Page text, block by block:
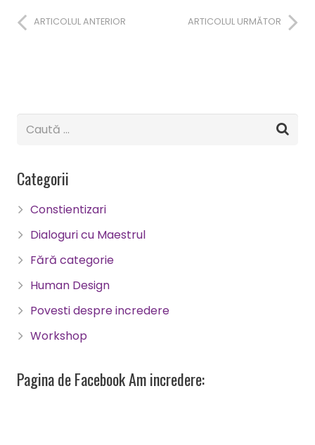
ARTICOLUL ANTERIOR ARTICOLUL URMĂTOR
Categorii
Constientizari
Dialoguri cu Maestrul
Fără categorie
Human Design
Povesti despre incredere
Workshop
Pagina de Facebook Am incredere: